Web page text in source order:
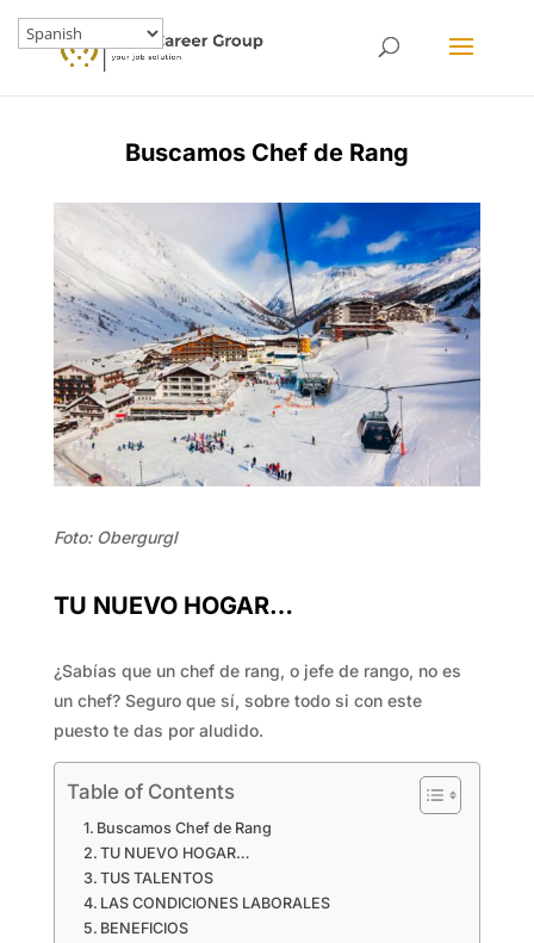
Buscamos Chef de Rang
Foto: Obergurgl
TU NUEVO HOGAR…
¿Sabías que un chef de rang, o jefe de rango, no es
un chef? Seguro que sí, sobre todo si con este
puesto te das por aludido.
Table of Contents
Buscamos Chef de Rang
TU NUEVO HOGAR…
TUS TALENTOS
LAS CONDICIONES LABORALES
BENEFICIOS